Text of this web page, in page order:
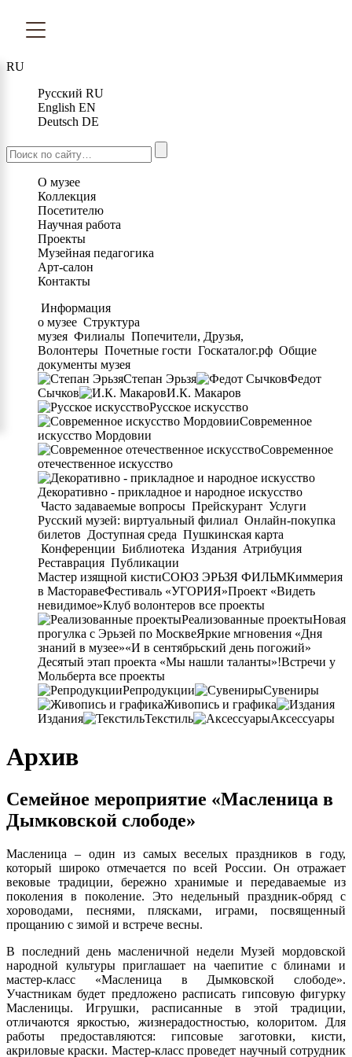
RU
Русский RU
English EN
Deutsch DE
О музее
Коллекция
Посетителю
Научная работа
Проекты
Музейная педагогика
Арт-салон
Контакты
Информация
о музее Структура
музея Филиалы Попечители, Друзья,
Волонтеры Почетные гости Госкаталог.рф Общие
документы музея
Степан Эрьзя
Федот
Сычков
И.К. Макаров
Русское искусство
Современное
искусство Мордовии
Современное
отечественное искусство
Декоративно - прикладное и народное искусство
Часто задаваемые вопросы Прейскурант Услуги
Русский музей: виртуальный филиал Онлайн-покупка
билетов Доступная среда Пушкинская карта
Конференции Библиотека Издания Атрибуция
Реставрация Публикации
Мастер изящной кистиСОЮЗ ЭРЬЗЯ ФИЛЬМКиммерия
в МасторавеФестиваль «УГОРИЯ»Проект «Видеть
невидимое»Клуб волонтеров все проекты
Реализованные проектыНовая
прогулка с Эрьзей по МосквеЯркие мгновения «Дня
знаний в музее»«И в сентябрьский день погожий»
Десятый этап проекта «Мы нашли таланты»!Встречи у
Мольберта все проекты
Репродукции
Сувениры
Живопись и графика
Издания
Текстиль Аксессуары
Архив
Семейное мероприятие «Масленица в
Дымковской слободе»
Масленица – один из самых веселых праздников в году,
который широко отмечается по всей России. Он отражает
вековые традиции, бережно хранимые и передаваемые из
поколения в поколение. Это недельный праздник-обряд с
хороводами, песнями, плясками, играми, посвященный
прощанию с зимой и встрече весны.
В последний день масленичной недели Музей мордовской
народной культуры приглашает на чаепитие с блинами и
мастер-класс «Масленица в Дымковской слободе».
Участникам будет предложено расписать гипсовую фигурку
Масленицы. Игрушки, расписанные в этой традиции,
отличаются яркостью, жизнерадостностью, колоритом. Для
работы предоставляются: гипсовые заготовки, кисти,
акриловые краски. Мастер-класс проведет научный сотрудник